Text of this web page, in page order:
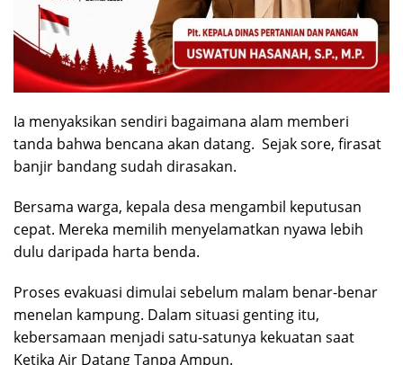
Ia menyaksikan sendiri bagaimana alam memberi
tanda bahwa bencana akan datang. Sejak sore, firasat
banjir bandang sudah dirasakan.
Bersama warga, kepala desa mengambil keputusan
cepat. Mereka memilih menyelamatkan nyawa lebih
dulu daripada harta benda.
Proses evakuasi dimulai sebelum malam benar-benar
menelan kampung. Dalam situasi genting itu,
kebersamaan menjadi satu-satunya kekuatan saat
Ketika Air Datang Tanpa Ampun.